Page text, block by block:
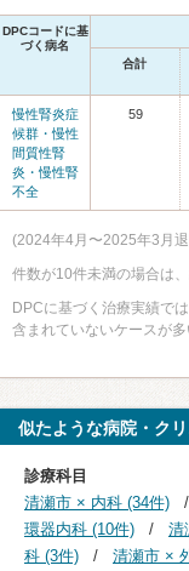
DPCコードに基
づく病名
合計
慢性腎炎症
候群・慢性
間質性腎
炎・慢性腎
不全
59
(2024年4月〜2025年3月
件数が10件未満の場合は
DPCに基づく治療実績で
含まれていないケースが
似たような病院・ク
診療科目
清瀬市 × 内科 (34件)
環器内科 (10件)
清
科 (3件)
清瀬市 ×